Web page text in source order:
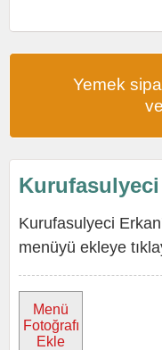
Yemek
Kurufasulyeci
Kurufasulyeci
menüyü ekleye
Menü
Fotoğrafı
Ekle